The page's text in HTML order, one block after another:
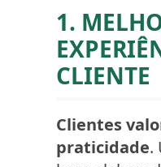
1.
CLIENTE
Clientes
praticidade.